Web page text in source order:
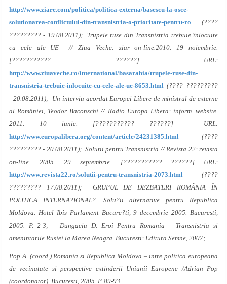
http://www.ziare.com/politica/politica-externa/basescu-la-osce-
solutionarea-conflictului-din-transnistria-o-prioritate-pentru-ro... (????
????????? - 19.08.2011); Trupele ruse din Transnistria trebuie înlocuite
cu cele ale UE // Ziua Veche: ziar on-line.2010. 19 noiembrie.
[??????????? ??????] URL:
http://www.ziuaveche.ro/international/basarabia/trupele-ruse-din-
transnistria-trebuie-inlocuite-cu-cele-ale-ue-8653.html (???? ?????????
- 20.08.2011); Un interviu acordat Europei Libere de ministrul de externe
al României, Teodor Baconschi // Radio Europa Libera: inform. website.
2011. 10 iunie. [??????????? ??????] URL:
http://www.europalibera.org/content/article/24231385.html (????
????????? - 20.08.2011); Solutii pentru Transnistria // Revista 22: revista
on-line. 2005. 29 septembrie. [??????????? ??????] URL:
http://www.revista22.ro/solutii-pentru-transnistria-2073.html (????
????????? 17.08.2011); GRUPUL DE DEZBATERI ROMÂNIA ÎN
POLITICA INTERNA?IONAL?. Solu?ii alternative pentru Republica
Moldova. Hotel Ibis Parlament Bucure?ti, 9 decembrie 2005. Bucuresti,
2005. P. 2-3; Dungaciu D. Eroi Pentru Romania – Transnistria si
amenintarile Rusiei la Marea Neagra. Bucuresti: Editura Semne, 2007;
Pop A. (coord.) Romania si Republica Moldova – intre politica europeana
de vecinatate si perspective extinderii Uniunii Europene /Adrian Pop
(coordonator). Bucuresti, 2005. P. 89-93.